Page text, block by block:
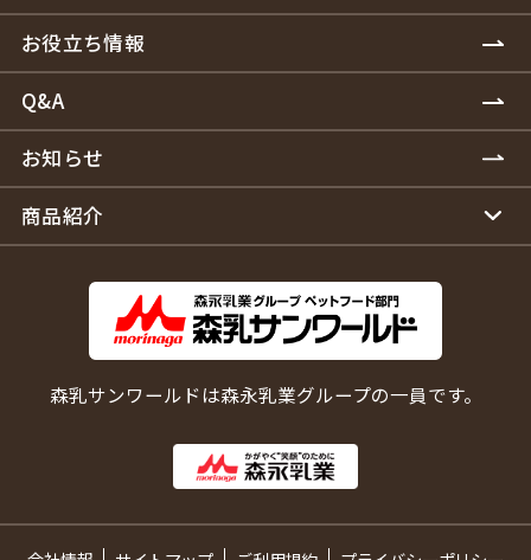
お役立ち情報
Q&A
お知らせ
商品紹介
森乳サンワールドは森永乳業グループの一員です。